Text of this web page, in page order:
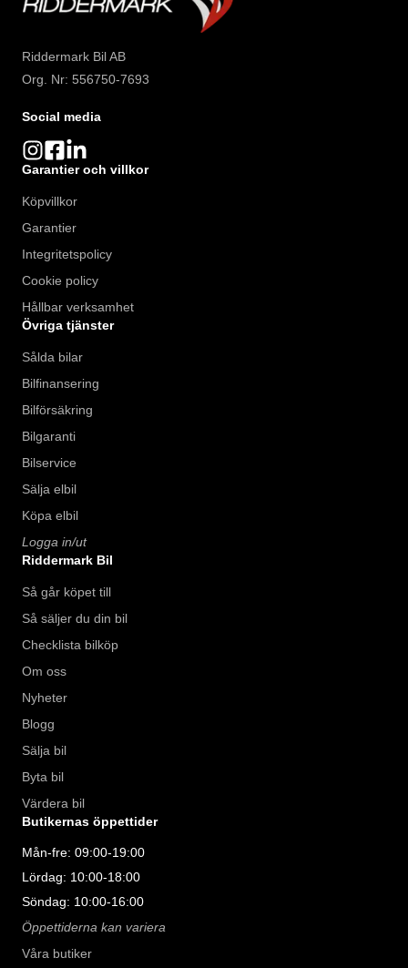
Riddermark Bil AB
Org. Nr: 556750-7693
Social media
Garantier och villkor
Köpvillkor
Garantier
Integritetspolicy
Cookie policy
Hållbar verksamhet
Övriga tjänster
Sålda bilar
Bilfinansering
Bilförsäkring
Bilgaranti
Bilservice
Sälja elbil
Köpa elbil
Logga in/ut
Riddermark Bil
Så går köpet till
Så säljer du din bil
Checklista bilköp
Om oss
Nyheter
Blogg
Sälja bil
Byta bil
Värdera bil
Butikernas öppettider
Mån-fre: 09:00-19:00
Lördag: 10:00-18:00
Söndag: 10:00-16:00
Öppettiderna kan variera
Våra butiker